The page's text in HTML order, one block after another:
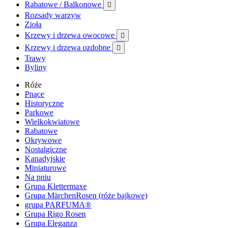
Rabatowe / Balkonowe 
Rozsady warzyw
Zioła
Krzewy i drzewa owocowe

Krzewy i drzewa ozdobne 
Trawy
Byliny
Róże
Pnące
Historyczne
Parkowe
Wielkokwiatowe
Rabatowe
Okrywowe
Nostalgiczne
Kanadyjskie
Miniaturowe
Na pniu
Grupa Klettermaxe
Grupa MärchenRosen (róże bajkowe)
grupa PARFUMA®
Grupa Rigo Rosen
Grupa Eleganza